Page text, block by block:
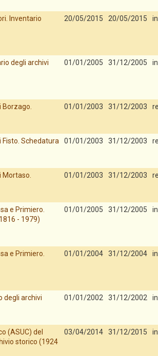
Inventario
20/05/2015 20/05/2015
degli archivi
01/01/2005 31/12/2005
01/01/2003 31/12/2003
Schedatura
01/01/2003 31/12/2003
01/01/2003 31/12/2003
e Primiero.
- 1979)
01/01/2005 31/12/2005
e Primiero.
01/01/2004 31/12/2004
degli archivi
01/01/2002 31/12/2002
(ASUC) del
storico (1924
03/04/2014 31/12/2015